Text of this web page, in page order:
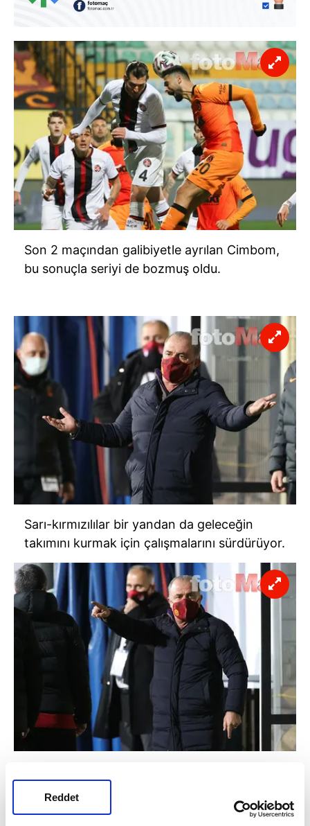
Reddet
Son 2 maçından galibiyetle ayrılan Cimbom,
bu sonuçla seriyi de bozmuş oldu.
Sarı-kırmızılılar bir yandan da geleceğin
takımını kurmak için çalışmalarını sürdürüyor.
etmek istediği genç futbolcu için Süper Lig
ekiplerinin devreye girdiği iddia edildi.